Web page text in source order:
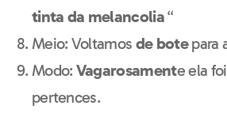
tinta da melancolia“
Meio: Voltamos de botepara
Modo: Vagarosamente ela
pertences.